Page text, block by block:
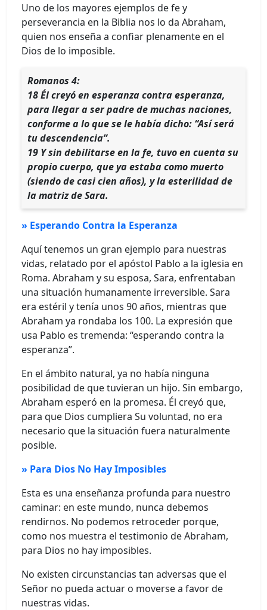
Uno de los mayores ejemplos de fe y
perseverancia en la Biblia nos lo da Abraham,
quien nos enseña a confiar plenamente en el
Dios de lo imposible.
Romanos 4:
18 Él creyó en esperanza contra esperanza,
para llegar a ser padre de muchas naciones,
conforme a lo que se le había dicho: “Así será
tu descendencia”.
19 Y sin debilitarse en la fe, tuvo en cuenta su
propio cuerpo, que ya estaba como muerto
(siendo de casi cien años), y la esterilidad de
la matriz de Sara.
» Esperando Contra la Esperanza
Aquí tenemos un gran ejemplo para nuestras
vidas, relatado por el apóstol Pablo a la iglesia en
Roma. Abraham y su esposa, Sara, enfrentaban
una situación humanamente irreversible. Sara
era estéril y tenía unos 90 años, mientras que
Abraham ya rondaba los 100. La expresión que
usa Pablo es tremenda: “esperando contra la
esperanza”.
En el ámbito natural, ya no había ninguna
posibilidad de que tuvieran un hijo. Sin embargo,
Abraham esperó en la promesa. Él creyó que,
para que Dios cumpliera Su voluntad, no era
necesario que la situación fuera naturalmente
posible.
» Para Dios No Hay Imposibles
Esta es una enseñanza profunda para nuestro
caminar: en este mundo, nunca debemos
rendirnos. No podemos retroceder porque,
como nos muestra el testimonio de Abraham,
para Dios no hay imposibles.
No existen circunstancias tan adversas que el
Señor no pueda actuar o moverse a favor de
nuestras vidas.